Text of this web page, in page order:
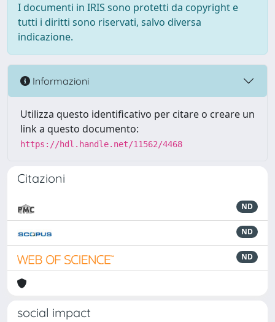
I documenti in IRIS sono protetti da copyright e
tutti i diritti sono riservati, salvo diversa
indicazione.
Informazioni
Utilizza questo identificativo per citare o creare un
link a questo documento:
https://hdl.handle.net/11562/4468
Citazioni
ND
ND
ND
social impact